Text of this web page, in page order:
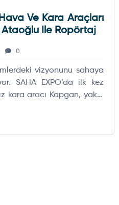
Hava Ve Kara Araçları
Ataoğlu Ile Ropörtaj
0
vizyonunu sahaya
SAHA EXPO’da ilk kez
kara aracı Kapgan, yakın